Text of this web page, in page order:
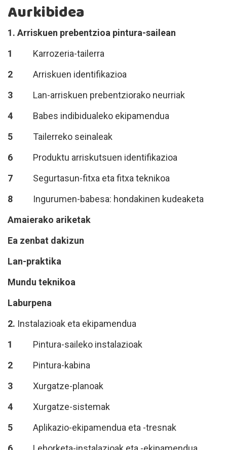
Aurkibidea
1. Arriskuen prebentzioa pintura-sailean
1
Karrozeria-tailerra
2
Arriskuen identifikazioa
3
Lan-arriskuen prebentziorako neurriak
4
Babes indibidualeko ekipamendua
5
Tailerreko seinaleak
6
Produktu arriskutsuen identifikazioa
7
Segurtasun-fitxa eta fitxa teknikoa
8
Ingurumen-babesa: hondakinen kudeaketa
Amaierako ariketak
Ea zenbat dakizun
Lan-praktika
Mundu teknikoa
Laburpena
2. Instalazioak eta ekipamendua
1
Pintura-saileko instalazioak
2
Pintura-kabina
3
Xurgatze-planoak
4
Xurgatze-sistemak
5
Aplikazio-ekipamendua eta -tresnak